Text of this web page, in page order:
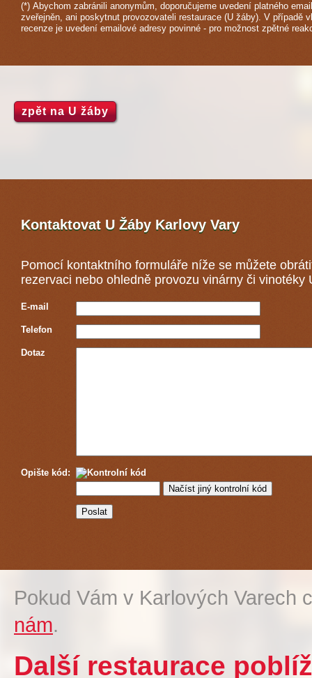
(*) Abychom zabránili anonymům, doporučujeme uvedení platného
zveřejněn, ani poskytnut provozovateli restaurace (U žáby). V případě
recenze je uvedení emailové adresy povinné - pro možnost zpětné
zpět na U žáby
Kontaktovat U Žáby Karlovy Vary
Pomocí kontaktního formuláře níže se můžete
rezervaci nebo ohledně provozu vinárny či vinotéky
E-mail
Telefon
Dotaz
Opište kód:
Pokud Vám v Karlových
nám.
Další restaurace